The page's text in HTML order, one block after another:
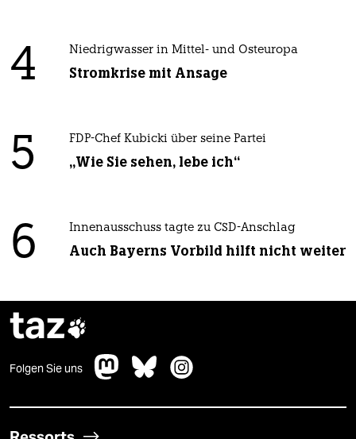
4 Niedrigwasser in Mittel- und Osteuropa
Stromkrise mit Ansage
5 FDP-Chef Kubicki über seine Partei
„Wie Sie sehen, lebe ich“
6 Innenausschuss tagte zu CSD-Anschlag
Auch Bayerns Vorbild hilft nicht weiter
taz
Folgen Sie uns